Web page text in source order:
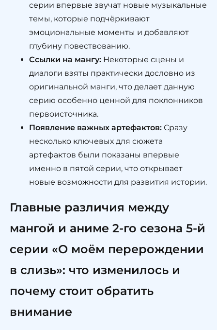
серии впервые звучат новые музыкальные
темы, которые подчёркивают
эмоциональные моменты и добавляют
глубину повествованию.
Ссылки на мангу: Некоторые сцены и
диалоги взяты практически дословно из
оригинальной манги, что делает данную
серию особенно ценной для поклонников
первоисточника.
Появление важных артефактов: Сразу
несколько ключевых для сюжета
артефактов были показаны впервые
именно в пятой серии, что открывает
новые возможности для развития истории.
Главные различия между
мангой и аниме 2-го сезона 5-й
серии «О моём перерождении
в слизь»: что изменилось и
почему стоит обратить
внимание